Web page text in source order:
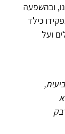
ובהשפעה
כילד
ועל